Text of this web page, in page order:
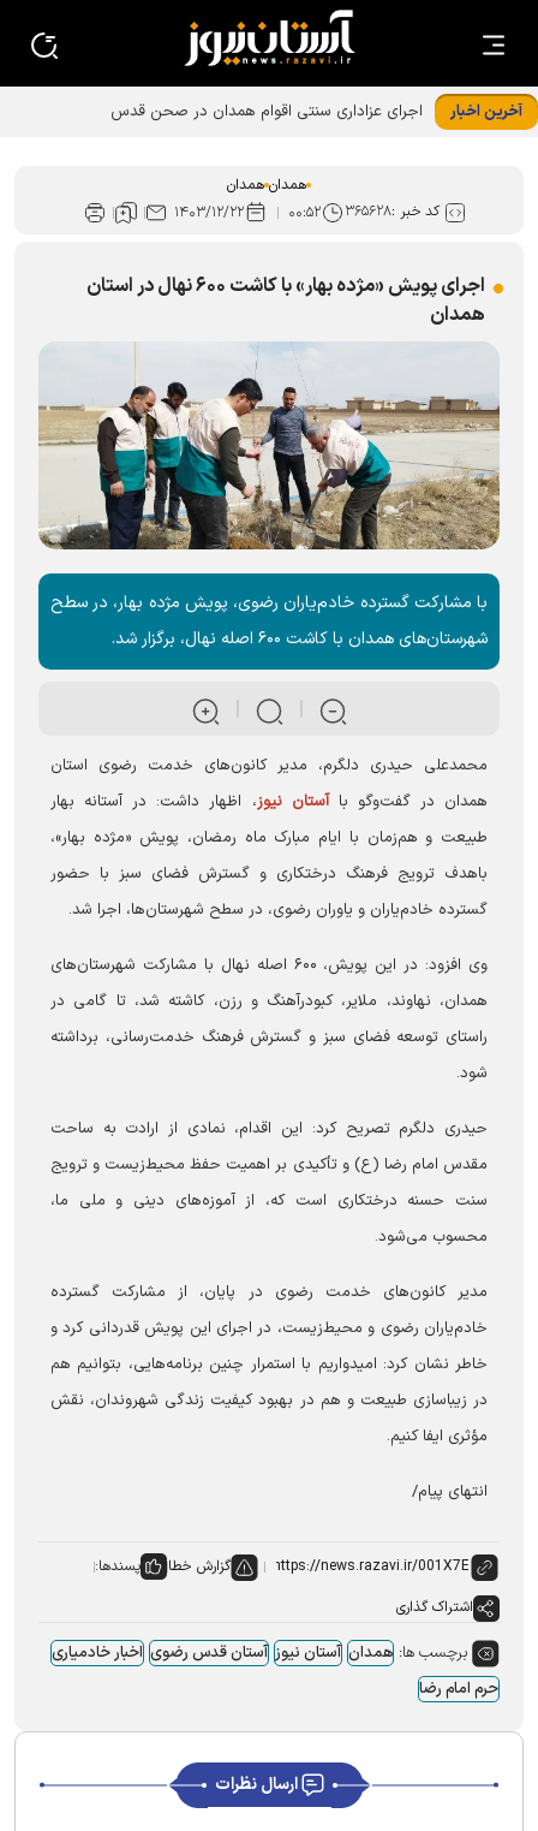
آخرین اخبار
همدان همدان
کد خبر :۳۶۵۶۲۸ ۰۰:۵۲ ۱۴۰۳/۱۲/۲۲
اجرای پویش «مژده بهار» با کاشت ۶۰۰ نهال در استان
همدان
با مشارکت گسترده خادم‌یاران رضوی، پویش مژده بهار، در سطح
شهرستان‌های همدان با کاشت ۶۰۰ اصله نهال، برگزار شد.
محمدعلی حیدری دلگرم، مدیر کانون‌های خدمت رضوی استان
همدان در گفت‌وگو باآستان نیوز، اظهار داشت: در آستانه بهار
طبیعت و هم‌زمان با ایام مبارک ماه رمضان، پویش «مژده بهار»،
باهدف ترویج فرهنگ درختکاری و گسترش فضای سبز با حضور
گسترده خادم‌یاران و یاوران رضوی، در سطح شهرستان‌ها، اجرا شد.
وی افزود: در این پویش، ۶۰۰ اصله نهال با مشارکت شهرستان‌های
همدان، نهاوند، ملایر، کبودرآهنگ و رزن، کاشته شد، تا گامی در
راستای توسعه فضای سبز و گسترش فرهنگ خدمت‌رسانی، برداشته
شود.
حیدری دلگرم تصریح کرد: این اقدام، نمادی از ارادت به ساحت
مقدس امام رضا (ع) و تأکیدی بر اهمیت حفظ محیط‌زیست و ترویج
سنت حسنه درختکاری است که، از آموزه‌های دینی و ملی ما،
محسوب می‌شود.
مدیر کانون‌های خدمت رضوی در پایان، از مشارکت گسترده
خادم‌یاران رضوی و محیط‌زیست، در اجرای این پویش قدردانی کرد و
خاطر نشان کرد: امیدواریم با استمرار چنین برنامه‌هایی، بتوانیم هم
در زیباسازی طبیعت و هم در بهبود کیفیت زندگی شهروندان، نقش
مؤثری ایفا کنیم.
انتهای پیام/
گزارش خطا
پسندها:
اشتراک گذاری
برچسب ها: همدان آستان نیوز آستان قدس رضوی اخبار خادمیاری
حرم امام رضا
ارسال نظرات